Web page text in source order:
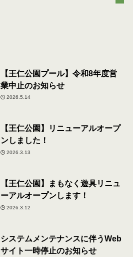
【王仁公園プール】令和8年度営
業中止のお知らせ
2026.5.14
【王仁公園】リニューアルオープ
ンしました！
2026.3.13
【王仁公園】まもなく遊具リニュ
ーアルオープンします！
2026.3.12
システムメンテナンスに伴うWeb
サイト一時停止のお知らせ